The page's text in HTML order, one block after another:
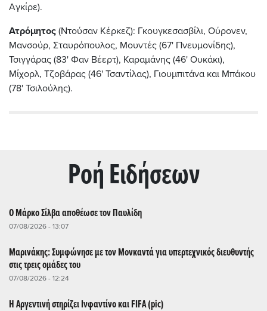
Αγκίρε).
Ατρόμητος (Ντούσαν Κέρκεζ): Γκουγκεσασβίλι, Ούρονεν,
Μανσούρ, Σταυρόπουλος, Μουντές (67' Πνευμονίδης),
Τσιγγάρας (83' Φαν Βέερτ), Καραμάνης (46' Ουκάκι),
Μίχορλ, Τζοβάρας (46' Τσαντίλας), Γιουμπιτάνα και Μπάκου
(78' Τσιλούλης).
Ρoή Ειδήσεων
Ο Μάρκο Σίλβα αποθέωσε τον Παυλίδη
07/08/2026 - 13:07
Μαρινάκης: Συμφώνησε με τον Μονκαντά για υπερτεχνικός διευθυντής
στις τρεις ομάδες του
07/08/2026 - 12:24
Η Αργεντινή στηρίζει Ινφαντίνο και FIFA (pic)